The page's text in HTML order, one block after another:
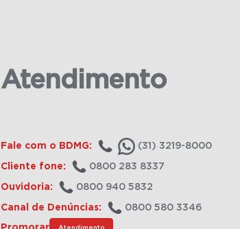
Atendimento
Fale com o BDMG: (31) 3219-8000
Cliente fone: 0800 283 8337
Ouvidoria: 0800 940 5832
Canal de Denúncias: 0800 580 3346
Atendimento